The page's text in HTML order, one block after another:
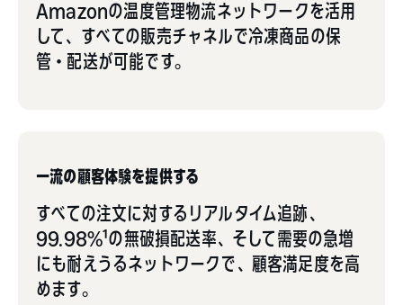
Amazonの温度管理物流ネットワークを活用
して、すべての販売チャネルで冷凍商品の保
管・配送が可能です。
一流の顧客体験を提供する
すべての注文に対するリアルタイム追跡、
99.98%¹の無破損配送率、そして需要の急増
にも耐えうるネットワークで、顧客満足度を高
めます。